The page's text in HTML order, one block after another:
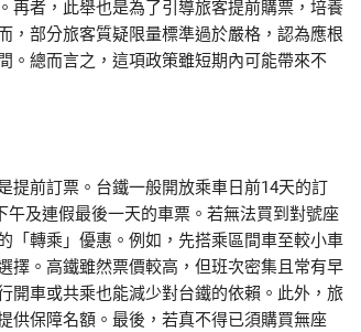
再者，此舉也是為了引導旅客提前購票，培養
，部分旅客質疑限量標準過於嚴格，認為應根
。總而言之，這項政策雖短期內可能帶來不
提前訂票。台鐵一般開放乘車日前14天的訂
及連假最後一天的車票。若無法買到對號座
「轉乘」優惠。例如，先搭乘區間車至較小車
擇。高鐵雖然票價較高，但班次密集且常有早
開車或共乘也能減少對台鐵的依賴。此外，旅
供保障名額。最後，若真不得已須購買無座